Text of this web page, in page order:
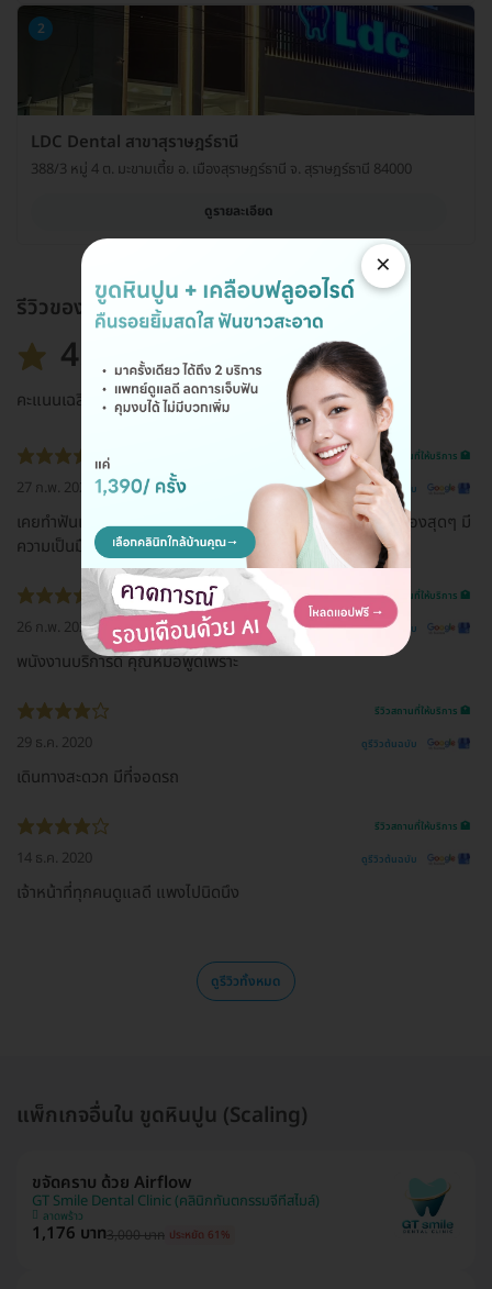
2
LDC Dental สาขาสุราษฎร์ธานี
388/3 หมู่ 4 ต. มะขามเตี้ย อ. เมืองสุราษฎร์ธานี จ. สุราษฎร์ธานี 84000
ดูรายละเอียด
รีวิวของแพ็กเกจ
4.8
คะแนนเฉลี่ย
รีวิวสถานที่ให้บริการ 🏥
27 ก.พ. 2021 ดูรีวิวต้นฉบับ
เคยทำฟันแบรนด์นี้สมัยเด็กๆ หมอใจดีมากกกกก น่ารักเป็นกันเองสุดๆ มี
ความเป็นมืออาชีพ โตขึ้นมาอยากเจอหมอ เพื่อขอบคุณ 555
รีวิวสถานที่ให้บริการ 🏥
26 ก.พ. 2021 ดูรีวิวต้นฉบับ
พนังงานบริการดี คุณหมอพูดเพราะ
รีวิวสถานที่ให้บริการ 🏥
29 ธ.ค. 2020 ดูรีวิวต้นฉบับ
เดินทางสะดวก มีที่จอดรถ
รีวิวสถานที่ให้บริการ 🏥
14 ธ.ค. 2020 ดูรีวิวต้นฉบับ
เจ้าหน้าที่ทุกคนดูแลดี แพงไปนิดนึง
ดูรีวิวทั้งหมด
แพ็กเกจอื่นใน ขูดหินปูน (Scaling)
ขจัดคราบ ด้วย Airflow
GT Smile Dental Clinic (คลินิกทันตกรรมจีทีสไมล์)
ลาดพร้าว
1,176 บาท3,000 บาท ประหยัด 61%
×